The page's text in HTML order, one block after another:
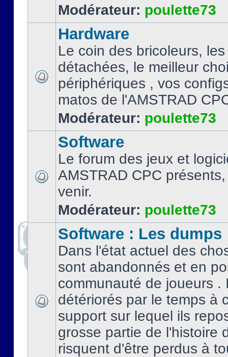
Modérateur: poulette73
Hardware
Le coin des bricoleurs,
détachées, le meilleur
périphériques , vos
matos de l'AMSTRAD
Modérateur: poulette73
Software
Le forum des jeux et
AMSTRAD CPC
venir.
Modérateur: poulette73
Software : Les dumps
Dans l'état actuel des
sont abandonnés et en
communauté de joueurs .
détériorés par le temps à
support sur lequel ils
grosse partie de l'histoire
risquent d'être perdus à